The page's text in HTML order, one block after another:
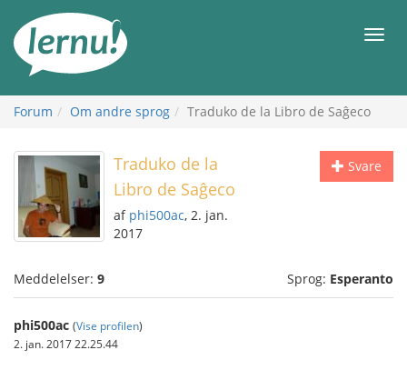
indholdet
Forum Om andre sprog Traduko de la Libro de Saĝeco
Svare
Traduko de la
Libro de Saĝeco
af phi500ac, 2. jan.
2017
Meddelelser: 9 Sprog: Esperanto
phi500ac (Vise profilen)
2. jan. 2017 22.25.44